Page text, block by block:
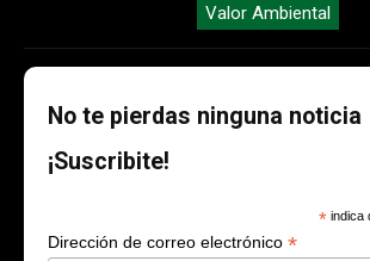
Valor Ambiental
No te pierdas ninguna noticia
¡Suscribite!
* indica
Dirección de correo electrónico *